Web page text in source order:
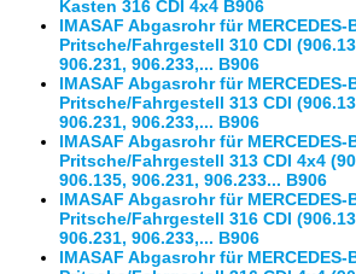
Kasten 316 CDI 4x4 B906
IMASAF Abgasrohr für MERCEDES-
Pritsche/Fahrgestell 310 CDI
906.231, 906.233,... B906
IMASAF Abgasrohr für MERCEDES-
Pritsche/Fahrgestell 313 CDI
906.231, 906.233,... B906
IMASAF Abgasrohr für MERCEDES-
Pritsche/Fahrgestell 313 CDI 4x4
906.135, 906.231, 906.233... B906
IMASAF Abgasrohr für MERCEDES-
Pritsche/Fahrgestell 316 CDI
906.231, 906.233,... B906
IMASAF Abgasrohr für MERCEDES-